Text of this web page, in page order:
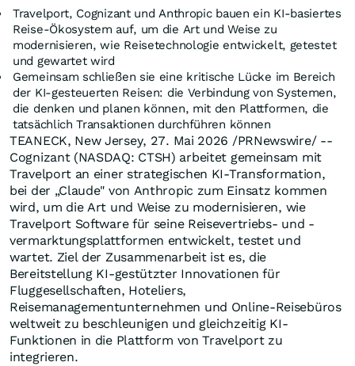
Travelport, Cognizant und Anthropic bauen ein KI-basiertes
Reise-Ökosystem auf, um die Art und Weise zu
modernisieren, wie Reisetechnologie entwickelt, getestet
und gewartet wird
Gemeinsam schließen sie eine kritische Lücke im Bereich
der KI-gesteuerten Reisen: die Verbindung von Systemen,
die denken und planen können, mit den Plattformen, die
tatsächlich Transaktionen durchführen können
TEANECK, New Jersey, 27. Mai 2026 /PRNewswire/ --
Cognizant (NASDAQ: CTSH) arbeitet gemeinsam mit
Travelport an einer strategischen KI-Transformation,
bei der „Claude" von Anthropic zum Einsatz kommen
wird, um die Art und Weise zu modernisieren, wie
Travelport Software für seine Reisevertriebs- und -
vermarktungsplattformen entwickelt, testet und
wartet. Ziel der Zusammenarbeit ist es, die
Bereitstellung KI-gestützter Innovationen für
Fluggesellschaften, Hoteliers,
Reisemanagementunternehmen und Online-Reisebüros
weltweit zu beschleunigen und gleichzeitig KI-
Funktionen in die Plattform von Travelport zu
integrieren.